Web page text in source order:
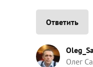
Ответить
Олег